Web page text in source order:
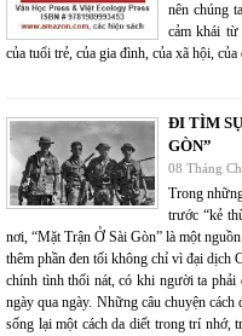
nên chúng
cảm khái
của tuổi trẻ, của gia đình, của xã hội,
ĐI TÌM
GÒN”
08 Tháng
Trong
trước “kẻ
nơi, “Mặt Trận Ở Sài Gòn” là một
thêm phần đen tối không chỉ vì đại dịch
chính tình thối nát, có khi người ta
ngày qua ngày. Những câu chuyện
sống lại một cách da diết trong trí nhớ,